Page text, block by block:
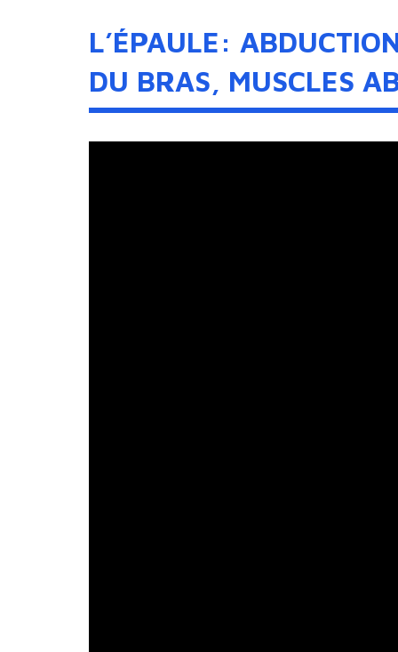
L’ÉPAULE:
DU BRAS, MUSCLES